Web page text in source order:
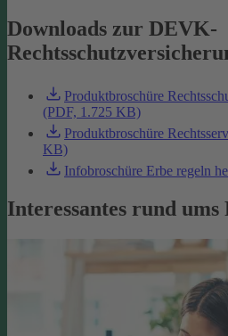
Downloads zur DEVK-
Produktbroschüre
(PDF, 1.725 KB)
Produktbroschüre
KB)
Infobroschüre Erbe regeln
Interessantes rund ums